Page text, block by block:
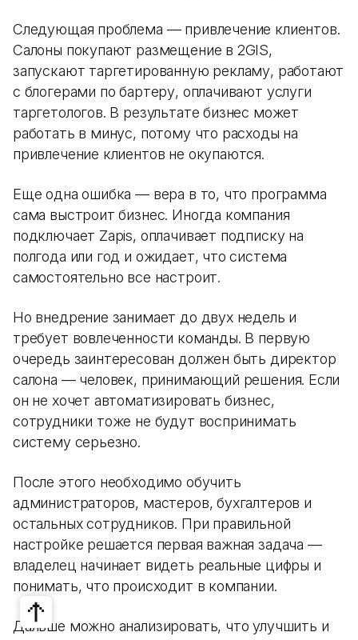
Следующая проблема — привлечение клиентов.
Салоны покупают размещение в 2GIS,
запускают таргетированную рекламу, работают
с блогерами по бартеру, оплачивают услуги
таргетологов. В результате бизнес может
работать в минус, потому что расходы на
привлечение клиентов не окупаются.
Еще одна ошибка — вера в то, что программа
сама выстроит бизнес. Иногда компания
подключает Zapis, оплачивает подписку на
полгода или год и ожидает, что система
самостоятельно все настроит.
Но внедрение занимает до двух недель и
требует вовлеченности команды. В первую
очередь заинтересован должен быть директор
салона — человек, принимающий решения. Если
он не хочет автоматизировать бизнес,
сотрудники тоже не будут воспринимать
систему серьезно.
После этого необходимо обучить
администраторов, мастеров, бухгалтеров и
остальных сотрудников. При правильной
настройке решается первая важная задача —
владелец начинает видеть реальные цифры и
понимать, что происходит в компании.
Дальше можно анализировать, что улучшить и